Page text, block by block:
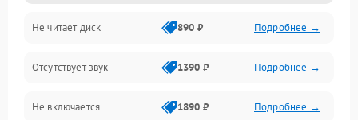
Звук и аудиовыходы
Диски и привод
Сеть и онлайн
Не читает диск 890 ₽ Подробнее →
Отсутствует звук 1390 ₽ Подробнее →
Не включается 1890 ₽ Подробнее →